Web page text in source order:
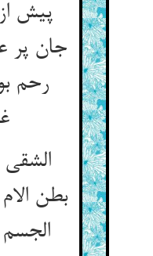
پیش
جان پر
رحم
بطن